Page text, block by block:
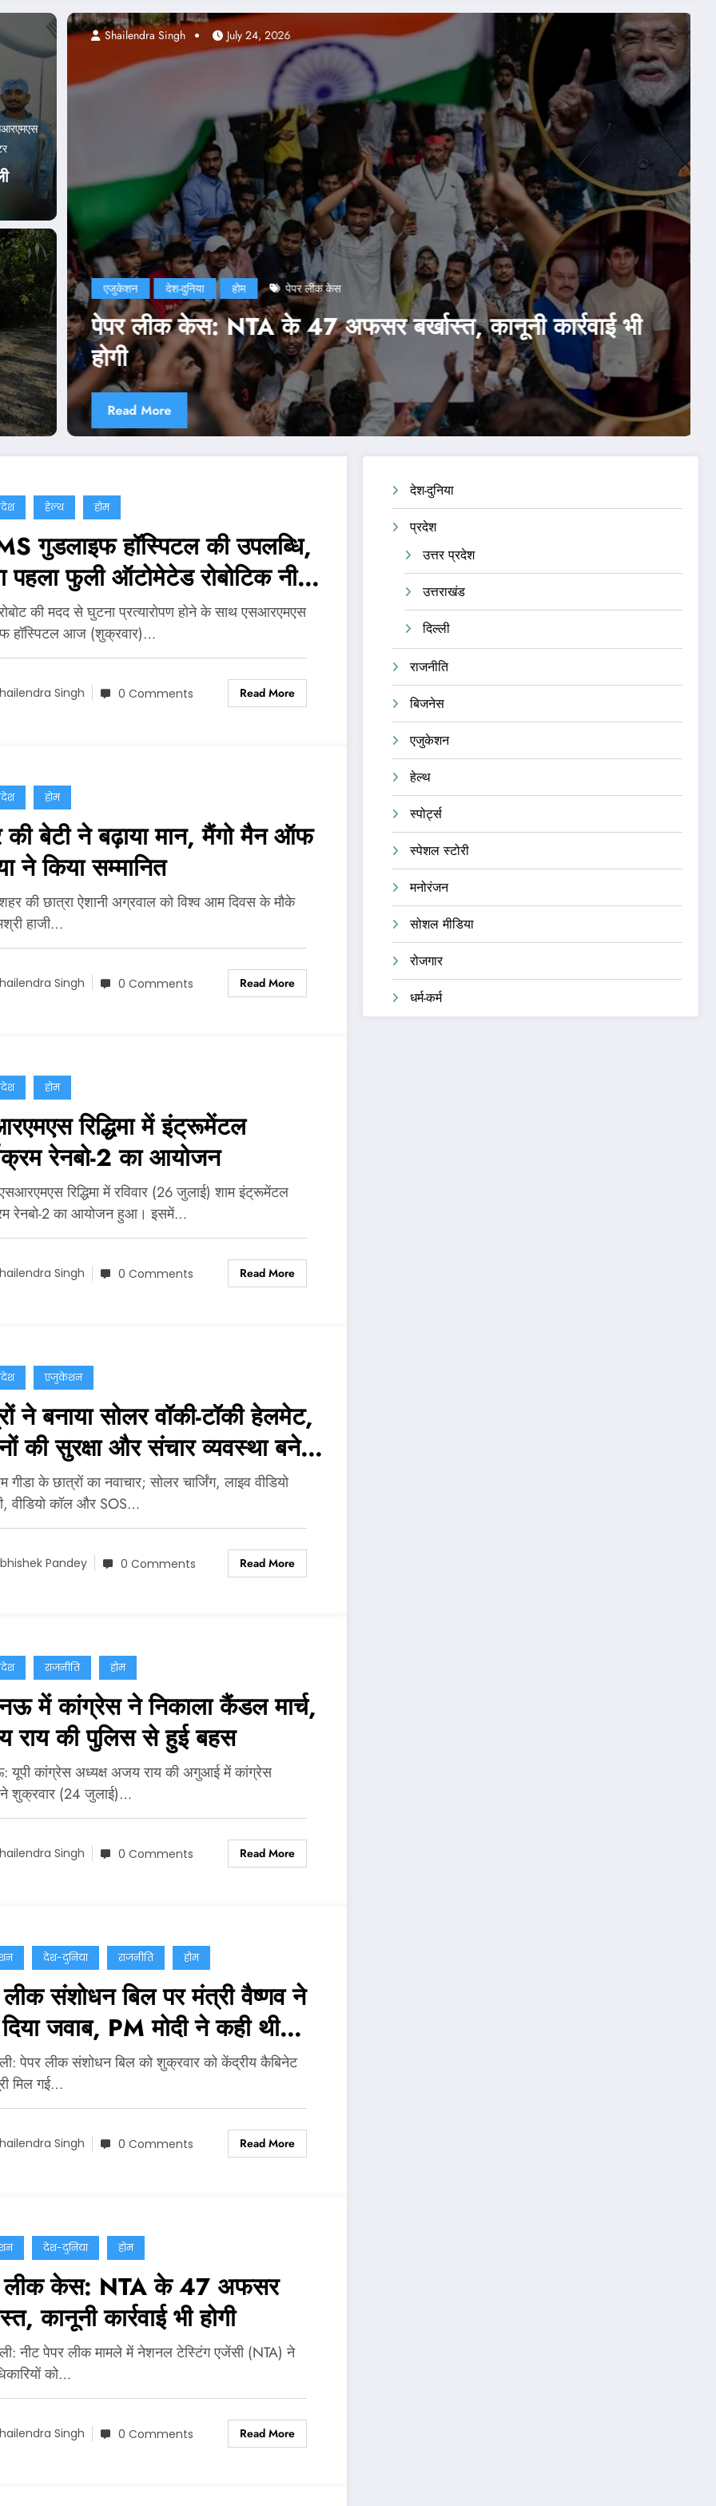
कार्रवाई भी
एजुकेशन दिल्ली राजनीति होम
NEET Paper Leak: सरकार ने मानी CJP की दो
नड्डा ने भी जारी किया बयान
Read More
Abhishek pandey July 24, 2026
हेल्थ होम
गुडलाइफ हॉस्पिटल की उपलब्धि,
पहला फुली ऑटोमेटेड रोबोटिक नी
की मदद से घुटना प्रत्यारोपण होने के साथ एसआरएमएस
हॉस्पिटल आज (शुक्रवार)…
Singh 0 Comments Read More
होम
बेटी ने बढ़ाया मान, मैंगो मैन ऑफ
ने किया सम्मानित
की छात्रा ऐशानी अग्रवाल को विश्व आम दिवस के मौके
हाजी…
Singh 0 Comments Read More
होम
रिद्धिमा में इंट्रूमेंटल
रेनबो-2 का आयोजन
रिद्धिमा में रविवार (26 जुलाई) शाम इंट्रूमेंटल
रेनबो-2 का आयोजन हुआ। इसमें…
Singh 0 Comments Read More
एजुकेशन
ने बनाया सोलर वॉकी-टॉकी हेलमेट,
की सुरक्षा और संचार व्यवस्था बनेगी
गीडा के छात्रों का नवाचार; सोलर चार्जिंग, लाइव वीडियो
वीडियो कॉल और SOS…
Pandey 0 Comments Read More
राजनीति होम
में कांग्रेस ने निकाला कैंडल मार्च,
राय की पुलिस से हुई बहस
कांग्रेस अध्यक्ष अजय राय की अगुआई में कांग्रेस
शुक्रवार (24 जुलाई)…
Singh 0 Comments Read More
देश-दुनिया राजनीति होम
संशोधन बिल पर मंत्री वैष्णव ने
जवाब, PM मोदी ने कही थी
कानून लाने की बात
पेपर लीक संशोधन बिल को शुक्रवार को केंद्रीय कैबिनेट
मिल गई…
Singh 0 Comments Read More
देश-दुनिया होम
लीक केस: NTA के 47 अफसर
कानूनी कार्रवाई भी होगी
नीट पेपर लीक मामले में नेशनल टेस्टिंग एजेंसी (NTA) ने
को…
Singh 0 Comments Read More
देश-दुनिया
प्रदेश
उत्तर प्रदेश
उत्तराखंड
दिल्ली
राजनीति
बिजनेस
एजुकेशन
हेल्थ
स्पोर्ट्स
स्पेशल स्टोरी
मनोरंजन
सोशल मीडिया
रोजगार
धर्म-कर्म